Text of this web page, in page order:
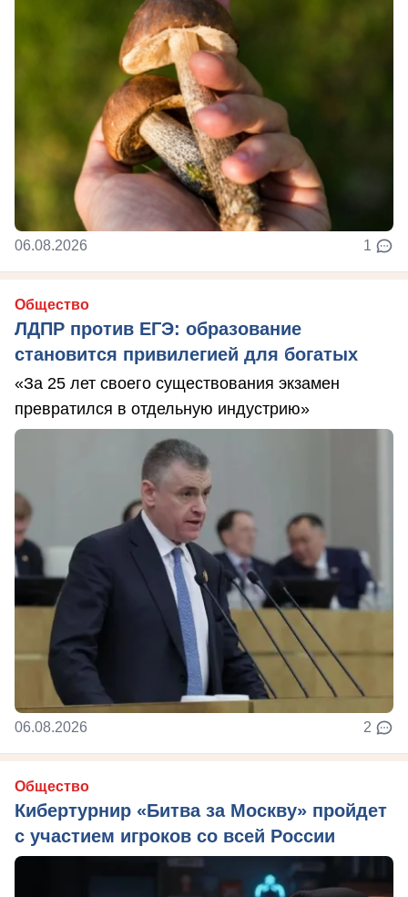
06.08.2026 1
Общество
ЛДПР против ЕГЭ: образование
становится привилегией для богатых
«За 25 лет своего существования экзамен
превратился в отдельную индустрию»
06.08.2026 2
Общество
Кибертурнир «Битва за Москву» пройдет
с участием игроков со всей России